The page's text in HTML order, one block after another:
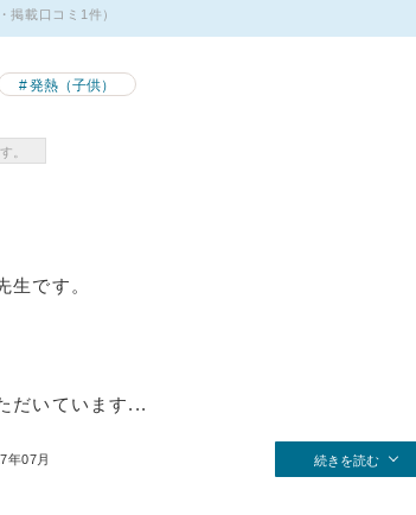
掲載口コミ1件）
発熱（子供）
。
生です。
だいています...
年07月 続きを読む